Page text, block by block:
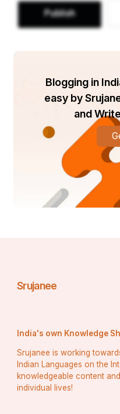
Publish
Blogging in
easy by
and
Srujanee
India's own Knowledge
Srujanee is working
Indian Languages on the
knowledgeable content
individual lives!